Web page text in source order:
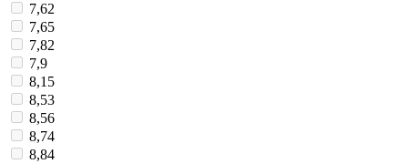
7,62
7,65
7,82
7,9
8,15
8,53
8,56
8,74
8,84